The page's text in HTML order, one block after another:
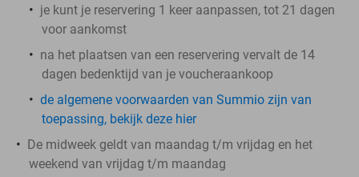
je kunt je reservering 1 keer aanpassen, tot 21 dagen
voor aankomst
na het plaatsen van een reservering vervalt de 14
dagen bedenktijd van je voucheraankoop
de algemene voorwaarden van Summio zijn van
toepassing, bekijk deze hier
De midweek geldt van maandag t/m vrijdag en het
weekend van vrijdag t/m maandag